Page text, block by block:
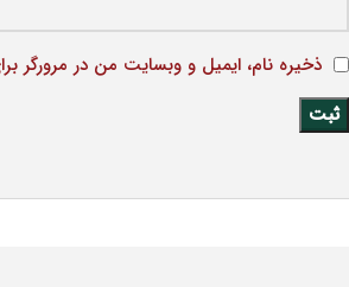
ذخیره نام، ایمیل و وبسایت من در مرورگر